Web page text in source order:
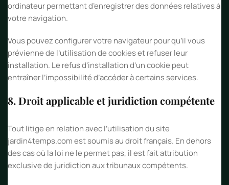
ordinateur permettant d’enregistrer des données relatives à
votre navigation.
Vous pouvez configurer votre navigateur pour qu’il vous
prévienne de l’utilisation de cookies et refuser leur
installation. Le refus d’installation d’un cookie peut
entraîner l’impossibilité d’accéder à certains services.
8. Droit applicable et juridiction compétente
Tout litige en relation avec l’utilisation du site
jardin4temps.com est soumis au droit français. En dehors
des cas où la loi ne le permet pas, il est fait attribution
exclusive de juridiction aux tribunaux compétents.